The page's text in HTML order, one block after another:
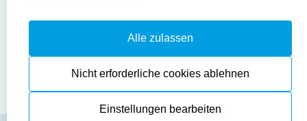
Fragen & Antworten
Datenschutzerklärung
Widerrufsrecht
Zahlung & Versand
Widerruf & Rückgabe
Alle zulassen
Nicht erforderliche cookies ablehnen
Einstellungen bearbeiten